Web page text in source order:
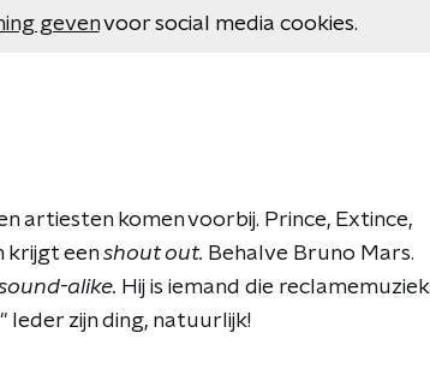
gevenvoor social media cookies.
artiesten komen voorbij. Prince, Extince,
krijgt een shout out. Behalve Bruno Mars.
alike. Hij is iemand die reclamemuziek
Ieder zijn ding, natuurlijk!